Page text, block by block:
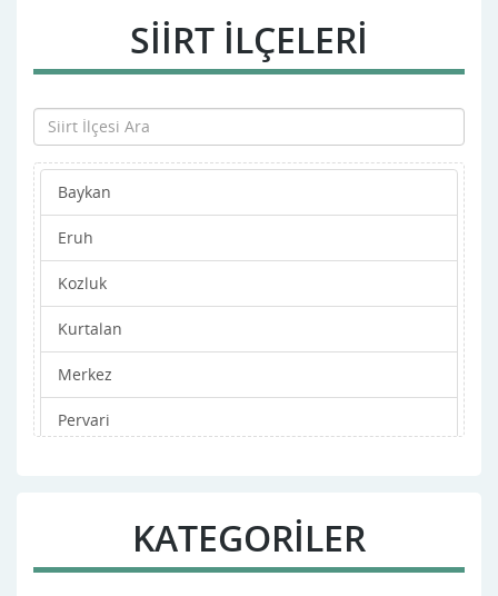
SIIRT İLÇELERİ
Baykan
Eruh
Kozluk
Kurtalan
Merkez
Pervari
KATEGORİLER